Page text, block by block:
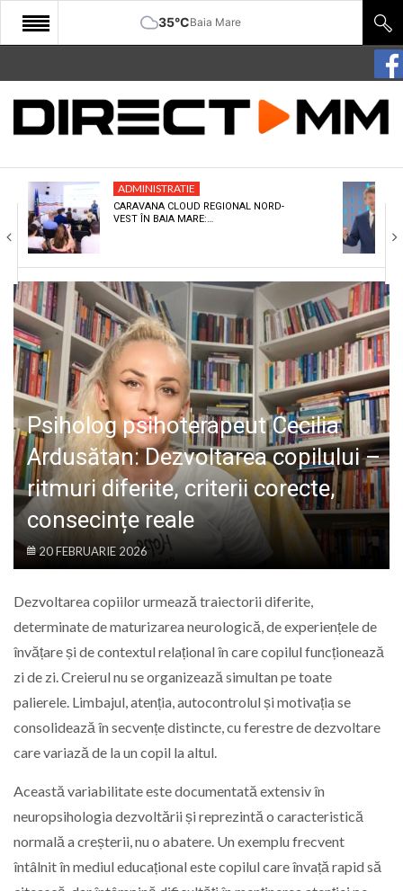
35°CBaia Mare
START
COMUNITATE
CULTURA
ECONOMIE
SANATATE
SPORT
SPECIAL
POLITIC
LIFE
ADMINISTRATIE
CARAVANA CLOUD REGIONAL NORD-
VEST ÎN BAIA MARE:…
Psiholog psihoterapeut Cecilia
Ardusătan: Dezvoltarea copilului –
ritmuri diferite, criterii corecte,
consecințe reale
20 FEBRUARIE 2026
Dezvoltarea copiilor urmează traiectorii diferite,
determinate de maturizarea neurologică, de experiențele de
învățare și de contextul relațional în care copilul funcționează
zi de zi. Creierul nu se organizează simultan pe toate
palierele. Limbajul, atenția, autocontrolul și motivația se
consolidează în secvențe distincte, cu ferestre de dezvoltare
care variază de la un copil la altul.
Această variabilitate este documentată extensiv în
neuropsihologia dezvoltării și reprezintă o caracteristică
normală a creșterii, nu o abatere. Un exemplu frecvent
întâlnit în mediul educațional este copilul care învață rapid să